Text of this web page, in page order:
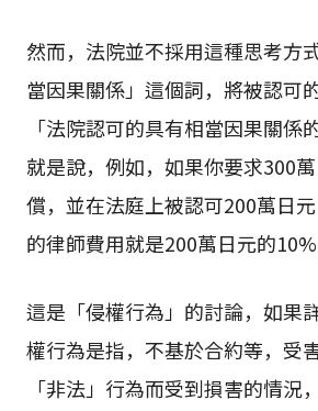
然而，法院並不採用這種思考方
當因果關係」這個詞，將被認可
「法院認可的具有相當因果關係
就是說，例如，如果你要求300
償，並在法庭上被認可200萬日
的律師費用就是200萬日元的10%
這是「侵權行為」的討論，如果
權行為是指，不基於合約等，受
「非法」行為而受到損害的情況